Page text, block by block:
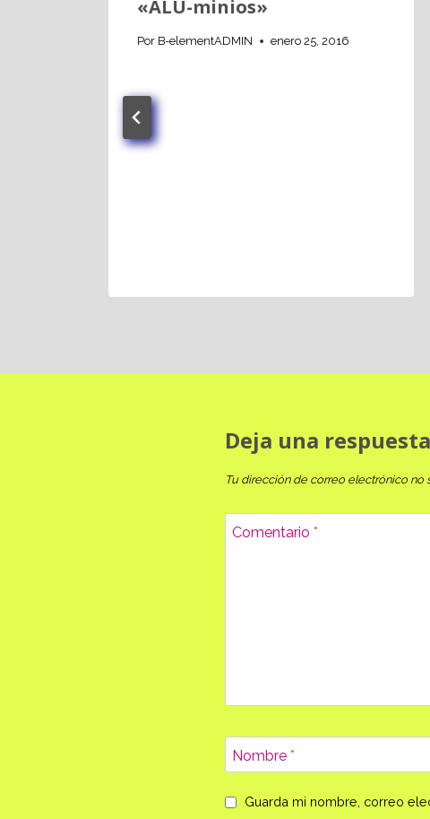
«ALU-minios»
Por B-elementADMIN enero 25, 2016
Deja una respuesta
Tu dirección de correo electrónico no
Comentario *
Nombre *
Guarda mi nombre, correo